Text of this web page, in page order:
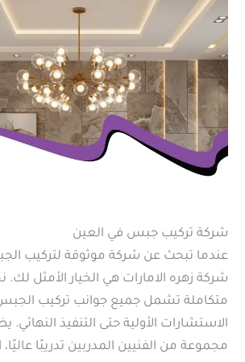
شركة تركيب جبس في العين
عندما تبحث عن شركة موثوقة لتركيب
شركة زهره الامارات هي الخيار الأمثل
متكاملة تشمل جميع جوانب تركيب
الاستشارات الأولية حتى التنفيذ النهائي.
مجموعة من الفنيين المدربين تدريبًا